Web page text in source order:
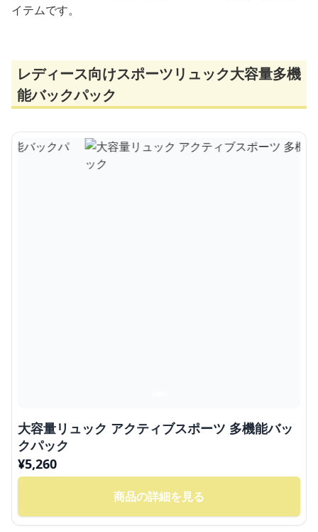
イテムです。
レディース向けスポーツリュック大容量多機
能バックパック
大容量リュック アクティブスポーツ 多機能バッ
クパック
¥5,260
商品の詳細を見る